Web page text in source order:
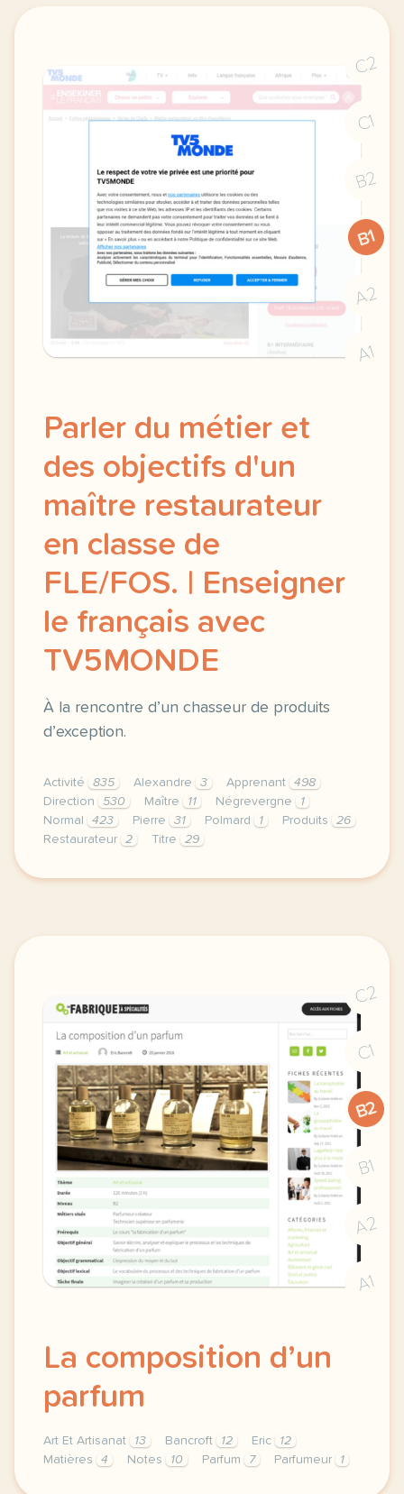
C2
C1
B2
B1
A2
A1
Parler du métier et
des objectifs d'un
maître restaurateur
en classe de
FLE/FOS. | Enseigner
le français avec
TV5MONDE
À la rencontre d’un chasseur de produits
d’exception.
Activité 835 Alexandre 3 Apprenant
498
Direction
530 Maître 11 Négrevergne
1
Normal
423 Pierre 31 Polmard 1 Produits
26
Restaurateur
2 Titre 29
didomi host didomi components button cursor
C2
C1
B2
B1
A2
A1
La composition d’un
parfum
Art Et Artisanat 13 Bancroft 12 Eric
12
Matières
4 Notes 10 Parfum 7 Parfumeur 1
theme art et artisanat duree 120 minutes 2 h